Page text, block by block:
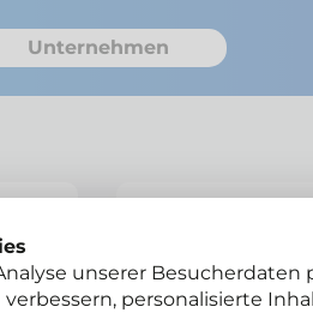
Unternehmen
Hilltip
Düsen,
unserer Besucherdaten
personalisierte